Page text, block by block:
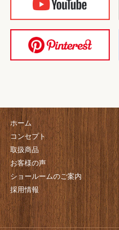
ホーム
コンセプト
取扱商品
お客様の声
ショールームのご案内
採用情報